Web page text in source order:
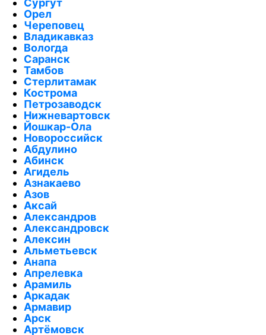
Орел
Череповец
Владикавказ
Вологда
Саранск
Тамбов
Стерлитамак
Кострома
Петрозаводск
Нижневартовск
Йошкар-Ола
Новороссийск
Абдулино
Абинск
Агидель
Азнакаево
Азов
Аксай
Александров
Александровск
Алексин
Альметьевск
Анапа
Апрелевка
Арамиль
Аркадак
Армавир
Арск
Артёмовск